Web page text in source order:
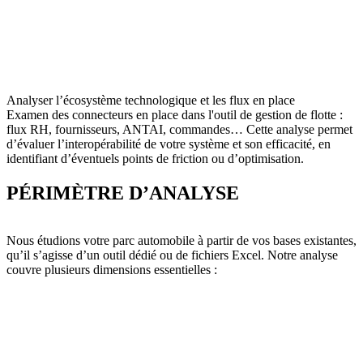
Analyser l’écosystème technologique et les flux en place
Examen des connecteurs en place dans l'outil de gestion de flotte :
flux RH, fournisseurs, ANTAI, commandes… Cette analyse permet
d’évaluer l’interopérabilité de votre système et son efficacité, en
identifiant d’éventuels points de friction ou d’optimisation.
PÉRIMÈTRE D’ANALYSE
Nous étudions votre parc automobile à partir de vos bases existantes,
qu’il s’agisse d’un outil dédié ou de fichiers Excel. Notre analyse
couvre plusieurs dimensions essentielles :